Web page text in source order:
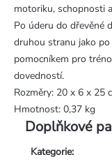
motoriku, schopnosti
Po úderu do dřevěné
druhou stranu jako po
pomocníkem pro
dovedností.
Rozměry: 20 x 6 x 25
Hmotnost: 0,37 kg
Doplňkové
Kategorie: